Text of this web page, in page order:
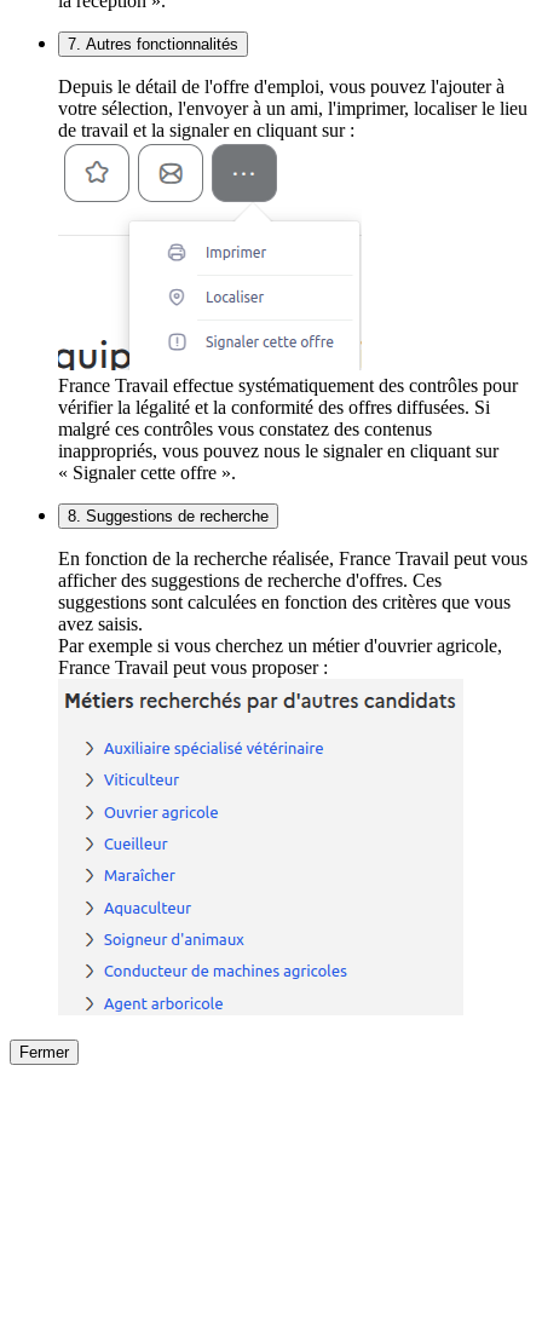
7. Autres fonctionnalités
Depuis le détail de l'offre d'emploi, vous pouvez l'ajouter à
votre sélection, l'envoyer à un ami, l'imprimer, localiser le lieu
de travail et la signaler en cliquant sur :
France Travail effectue systématiquement des contrôles pour
vérifier la légalité et la conformité des offres diffusées. Si
malgré ces contrôles vous constatez des contenus
inappropriés, vous pouvez nous le signaler en cliquant sur
« Signaler cette offre ».
8. Suggestions de recherche
En fonction de la recherche réalisée, France Travail peut vous
afficher des suggestions de recherche d'offres. Ces
suggestions sont calculées en fonction des critères que vous
avez saisis.
Par exemple si vous cherchez un métier d'ouvrier agricole,
France Travail peut vous proposer :
Fermer